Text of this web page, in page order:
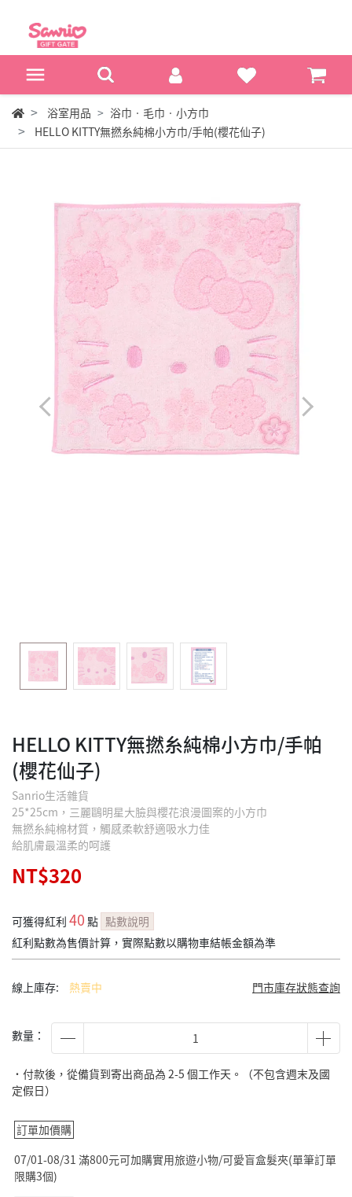
浴室用品
浴巾‧毛巾‧小方巾
HELLO KITTY無撚糸純棉小方巾/手帕(櫻花仙子)
HELLO KITTY無撚糸純棉小方巾/手帕
(櫻花仙子)
Sanrio生活雜貨
25*25cm，三麗鷗明星大臉與櫻花浪漫圖案的小方巾
無撚糸純棉材質，觸感柔軟舒適吸水力佳
給肌膚最溫柔的呵護
NT$320
可獲得紅利 40 點 點數說明
紅利點數為售價計算，實際點數以購物車結帳金額為準
線上庫存: 熱賣中 門市庫存狀態查詢
數量：
˙付款後，從備貨到寄出商品為 2-5 個工作天。（不包含週末及國
定假日）
訂單加價購
07/01-08/31 滿800元可加購實用旅遊小物/可愛盲盒髮夾(單筆訂單
限購3個)